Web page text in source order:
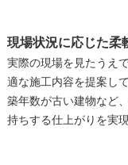
現場状況に応じた柔
実際の現場を見たうえ
適な施工内容を提案し
築年数が古い建物など
持ちする仕上がりを実